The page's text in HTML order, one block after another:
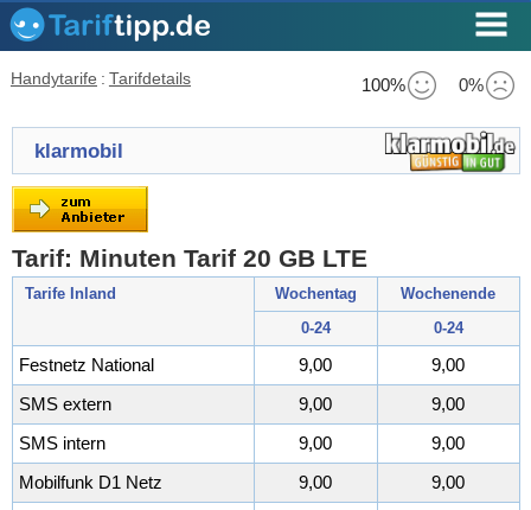
100% 0%
Handytarife : Tarifdetails
klarmobil
Tarif: Minuten Tarif 20 GB LTE
Tarife Inland Wochentag Wochenende
0-24 0-24
Festnetz National 9,00
9,00
SMS extern
9,00
9,00
SMS intern
9,00
9,00
Mobilfunk D1 Netz
9,00
9,00